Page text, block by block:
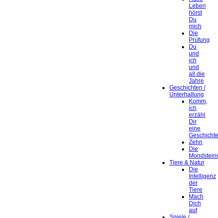
Leben
hörst
Du
mich
Die
Prüfung
Du
und
ich
und
all die
Jahre
Geschichten /
Unterhaltung
Komm,
ich
erzähl
Dir
eine
Geschichte
Zehn
Die
Tiere & Natur
Die
Intelligenz
der
Tiere
Mach
Dich
auf